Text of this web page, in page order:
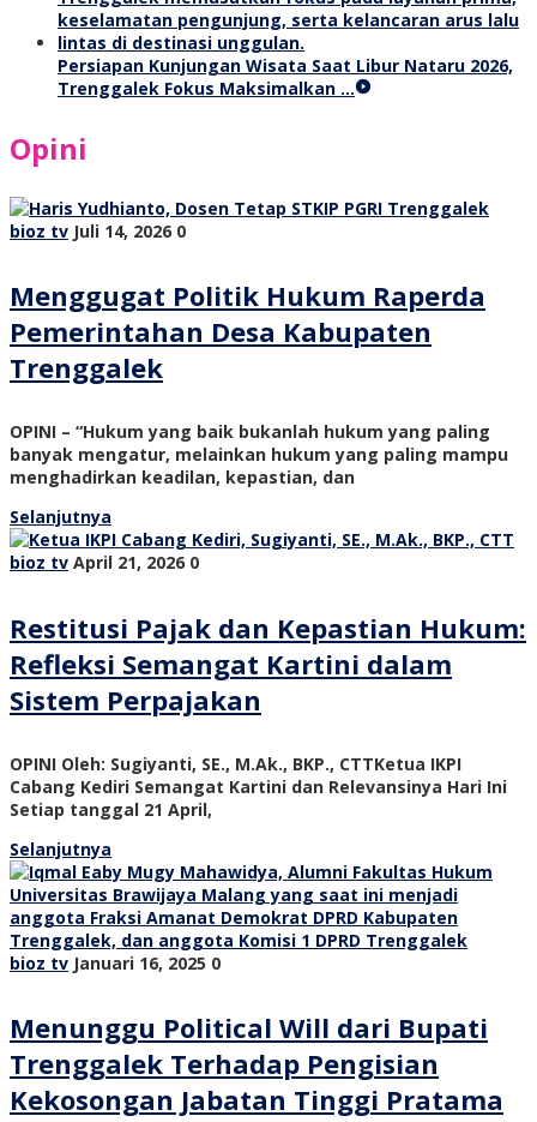
Persiapan Kunjungan Wisata Saat Libur Nataru 2026,
Trenggalek Fokus Maksimalkan …
Opini
bioz tv Juli 14, 2026 0
Menggugat Politik Hukum Raperda
Pemerintahan Desa Kabupaten
Trenggalek
OPINI – “Hukum yang baik bukanlah hukum yang paling
banyak mengatur, melainkan hukum yang paling mampu
menghadirkan keadilan, kepastian, dan
Selanjutnya
bioz tv April 21, 2026 0
Restitusi Pajak dan Kepastian Hukum:
Refleksi Semangat Kartini dalam
Sistem Perpajakan
OPINI Oleh: Sugiyanti, SE., M.Ak., BKP., CTTKetua IKPI
Cabang Kediri Semangat Kartini dan Relevansinya Hari Ini
Setiap tanggal 21 April,
Selanjutnya
bioz tv Januari 16, 2025 0
Menunggu Political Will dari Bupati
Trenggalek Terhadap Pengisian
Kekosongan Jabatan Tinggi Pratama